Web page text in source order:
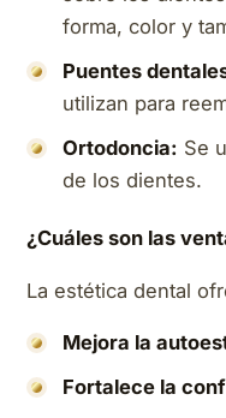
forma, color y
Puentes
utilizan para
Ortodoncia: Se
de los dientes.
¿Cuáles son las
La estética dental
Mejora la
Fortalece la